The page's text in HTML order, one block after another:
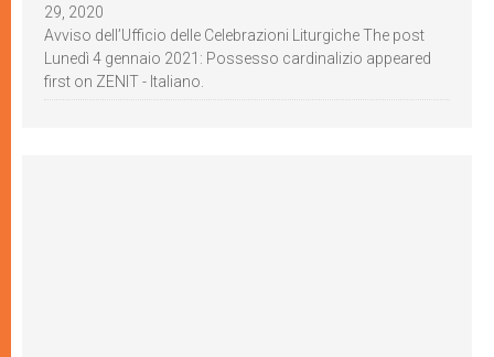
29, 2020
Avviso dell’Ufficio delle Celebrazioni Liturgiche The post
Lunedì 4 gennaio 2021: Possesso cardinalizio appeared
first on ZENIT - Italiano.